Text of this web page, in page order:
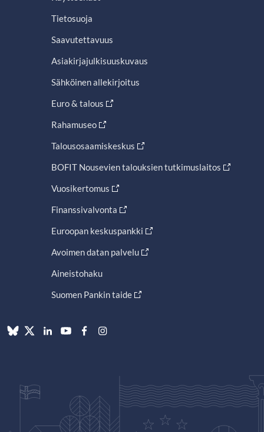
Tietosuoja
Saavutettavuus
Asiakirjajulkisuuskuvaus
Sähköinen allekirjoitus
Euro & talous
Rahamuseo
Talousosaamiskeskus
BOFIT Nousevien talouksien tutkimuslaitos
Vuosikertomus
Finanssivalvonta
Euroopan keskuspankki
Avoimen datan palvelu
Aineistohaku
Suomen Pankin taide